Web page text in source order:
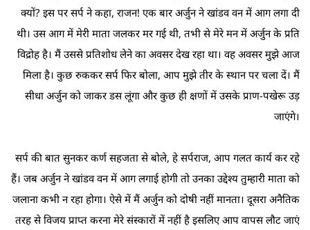
क्यों? इस पर सर्प ने कहा, राजन! एक बार अर्जुन ने खांडव वन में आग लगा दी
थी। उस आग में मेरी माता जलकर मर गई थी, तभी से मेरे मन में अर्जुन के प्रति
विद्रोह है। मैं उससे प्रतिशोध लेने का अवसर देख रहा था। वह अवसर मुझे आज
मिला है। कुछ रुककर सर्प फिर बोला, आप मुझे तीर के स्थान पर चला दें। मैं
सीधा अर्जुन को जाकर डस लूंगा और कुछ ही क्षणों में उसके प्राण-पखेरू उड़
जाएंगे।
सर्प की बात सुनकर कर्ण सहजता से बोले, हे सर्पराज, आप गलत कार्य कर रहे
हैं। जब अर्जुन ने खांडव वन में आग लगाई होगी तो उनका उद्देश्य तुम्हारी माता को
जलाना कभी न रहा होगा। ऐसे में मैं अर्जुन को दोषी नहीं मानता। दूसरा अनैतिक
तरह से विजय प्राप्त करना मेरे संस्कारों में नहीं है इसलिए आप वापस लौट जाएं